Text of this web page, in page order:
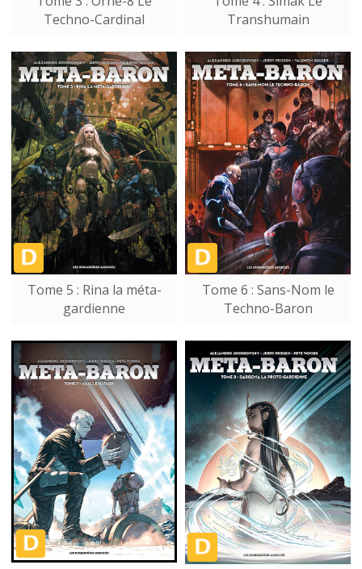
Techno-Cardinal
Transhumain
Tome 5 : Rina la méta-
gardienne
Tome 6 : Sans-Nom le
Techno-Baron